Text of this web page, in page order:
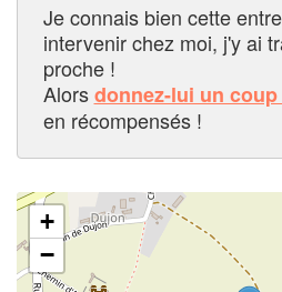
Je connais bien cette
intervenir chez moi, j'y ai
proche !
Alorsdonnez-lui un
en récompensés !
+
−